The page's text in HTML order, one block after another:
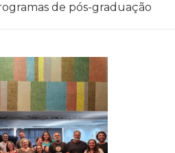
de pós-graduação